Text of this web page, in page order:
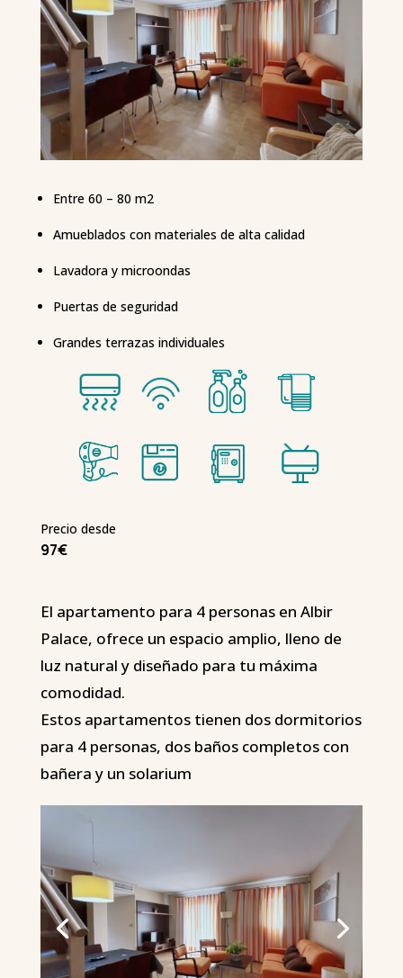
Entre 60 – 80 m2
Amueblados con materiales de alta calidad
Lavadora y microondas
Puertas de seguridad
Grandes terrazas individuales
Precio desde
97€
El apartamento para 4 personas en Albir
Palace, ofrece un espacio amplio, lleno de
luz natural y diseñado para tu máxima
comodidad.
Estos apartamentos tienen dos dormitorios
para 4 personas, dos baños completos con
bañera y un solarium